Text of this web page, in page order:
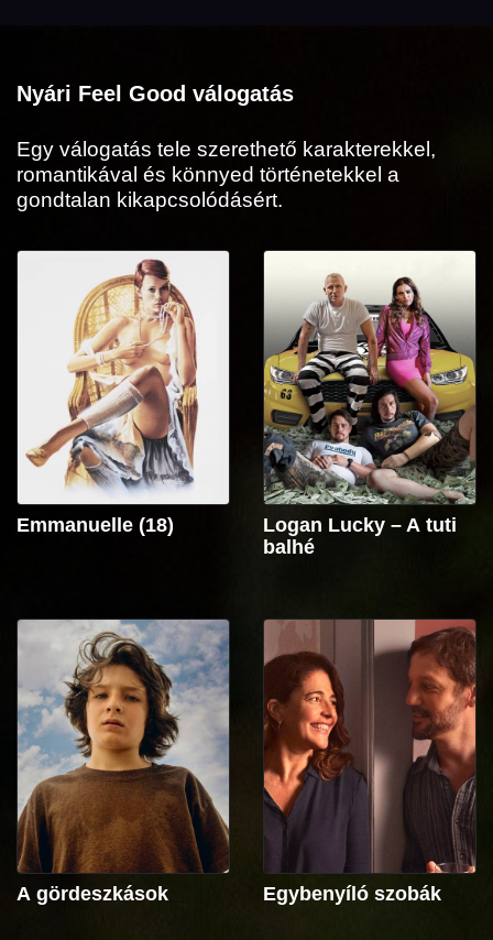
Nyári Feel Good válogatás
Egy válogatás tele szerethető karakterekkel,
romantikával és könnyed történetekkel a
gondtalan kikapcsolódásért.
Emmanuelle (18)
Logan Lucky – A tuti
balhé
A gördeszkások Egybenyíló szobák